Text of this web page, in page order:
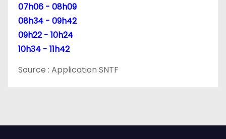
c
e
07h06 - 08h09
08h34 - 09h42
09h22 - 10h24
10h34 - 11h42
Source : Application SNTF